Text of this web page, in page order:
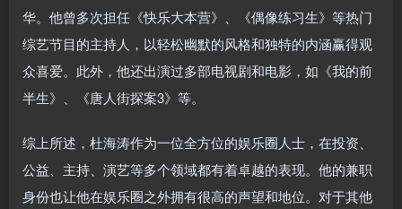
华。他曾多次担任《快乐大本营》、《偶像练习生》等热门
综艺节目的主持人，以轻松幽默的风格和独特的内涵赢得观
众喜爱。此外，他还出演过多部电视剧和电影，如《我的前
半生》、《唐人街探案3》等。
综上所述，杜海涛作为一位全方位的娱乐圈人士，在投资、
公益、主持、演艺等多个领域都有着卓越的表现。他的兼职
身份也让他在娱乐圈之外拥有很高的声望和地位。对于其他